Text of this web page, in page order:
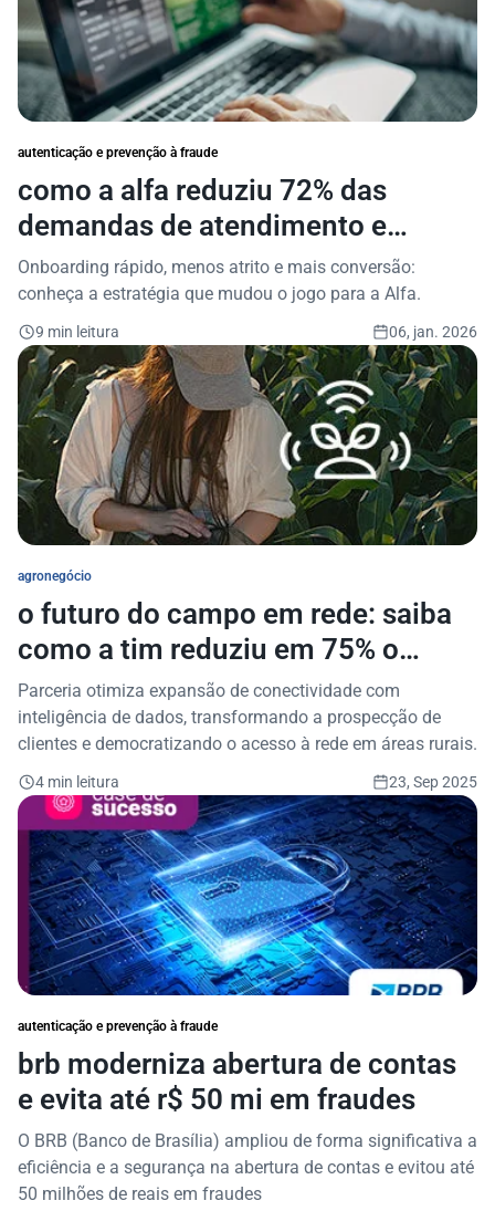
autenticação e prevenção à fraude
como a alfa reduziu 72% das
demandas de atendimento e
acelerou o onboarding com o
valida bets da serasa experian
Onboarding rápido, menos atrito e mais conversão:
conheça a estratégia que mudou o jogo para a Alfa.
9 min leitura 06, jan. 2026
agronegócio
o futuro do campo em rede: saiba
como a tim reduziu em 75% o
tempo de análises para atuação no
agronegócio
Parceria otimiza expansão de conectividade com
inteligência de dados, transformando a prospecção de
clientes e democratizando o acesso à rede em áreas rurais.
4 min leitura 23, Sep 2025
autenticação e prevenção à fraude
brb moderniza abertura de contas
e evita até r$ 50 mi em fraudes
O BRB (Banco de Brasília) ampliou de forma significativa a
eficiência e a segurança na abertura de contas e evitou até
50 milhões de reais em fraudes